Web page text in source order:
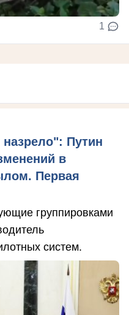
1
Путин
в
Первая
группировками
систем.